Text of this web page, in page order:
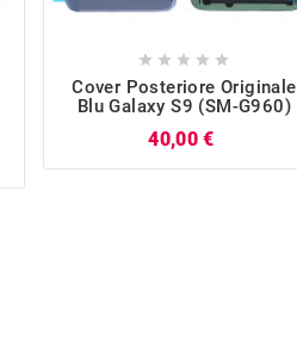
    
Cover Posteriore Originale
Blu Galaxy S9 (SM-G960)
40,00 €